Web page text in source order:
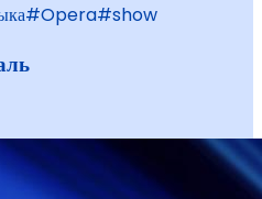
#Opera#show